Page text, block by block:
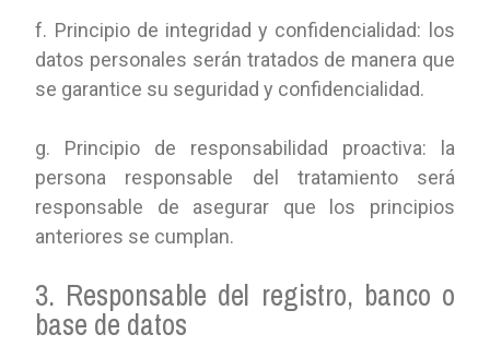
f. Principio de integridad y confidencialidad: los
datos personales serán tratados de manera que
se garantice su seguridad y confidencialidad.
g. Principio de responsabilidad proactiva: la
persona responsable del tratamiento será
responsable de asegurar que los principios
anteriores se cumplan.
3. Responsable del registro, banco o
base de datos